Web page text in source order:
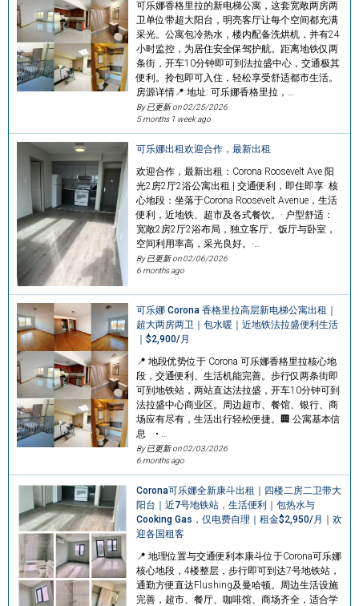
可乐娜香格里拉的新电梯公寓，这套宽敞两房两
卫单位带超大阳台，明亮客厅让每个空间都充满
采光。公寓包冷热水，楼内配备洗烘机，并有24
小时监控，为居住安全保驾护航。距离地铁仅两
条街，开车10分钟即可到法拉盛中心，交通极其
便利。拎包即可入住，轻松享受舒适都市生活。
房源详情📍 地址: 可乐娜香格里拉，…
By 已更新 on02/25/2026
5 months 1 week ago
可乐娜出租欢迎合作，最新出租
欢迎合作，最新出租：Corona Roosevelt Ave 阳
光2房2厅2浴公寓出租 | 交通便利，即住即享· 核
心地段：坐落于Corona Roosevelt Avenue，生活
便利，近地铁、超市及各式餐饮。· 户型舒适：
宽敞2房2厅2浴布局，独立客厅、饭厅与卧室，
空间利用率高，采光良好。·…
By 已更新 on02/06/2026
6 months ago
可乐娜 Corona 香格里拉高层新电梯公寓出租｜
超大两房两卫｜包水暖｜近地铁法拉盛便利生活
｜$2,900/月
📍 地段优势位于 Corona 可乐娜香格里拉核心地
段，交通便利、生活机能完善。步行仅两条街即
可到地铁站，两站直达法拉盛，开车10分钟可到
法拉盛中心商业区。周边超市、餐馆、银行、商
场应有尽有，生活出行轻松便捷。🏢 公寓基本信
息 • …
By 已更新 on02/03/2026
6 months ago
Corona可乐娜全新康斗出租｜四楼二房二卫带大
阳台｜近7号地铁站，生活便利｜包热水与
Cooking Gas，仅电费自理｜租金$2,950/月｜欢
迎各国租客
📍 地理位置与交通便利本康斗位于Corona可乐娜
核心地段，4楼整层，步行即可到达7号地铁站，
通勤方便直达Flushing及曼哈顿。周边生活设施
完善，超市、餐厅、咖啡馆、商场齐全，适合学